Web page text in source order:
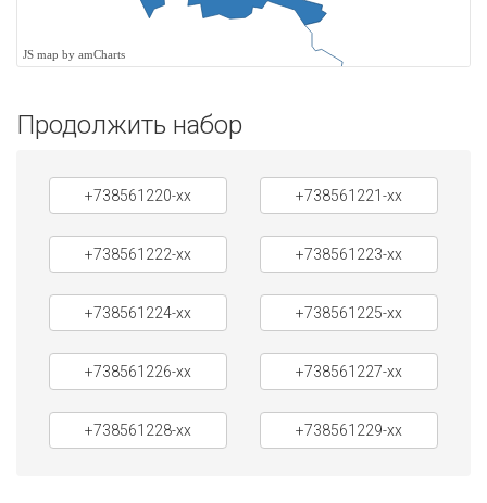
JS map by amCharts
Продолжить набор
+738561220-xx +738561221-xx
+738561222-xx +738561223-xx
+738561224-xx +738561225-xx
+738561226-xx +738561227-xx
+738561228-xx +738561229-xx